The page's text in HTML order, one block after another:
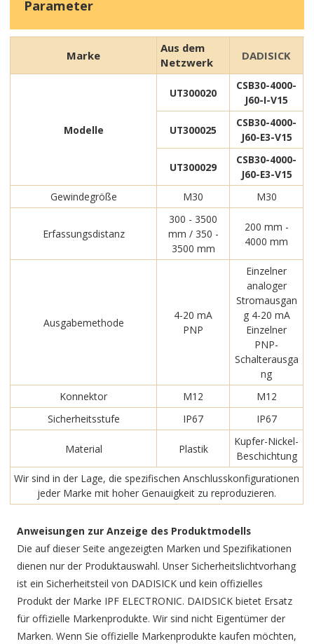
Parameter
Marke
Aus dem
Netzwerk
DADISICK
Modelle
UT300020
CSB30-4000-
J60-I-V15
UT300025
CSB30-4000-
J60-E3-V15
UT300029
CSB30-4000-
J60-E3-V15
Gewindegröße
M30 M30
Erfassungsdistanz
300 - 3500
mm / 350 -
3500 mm
200 mm -
4000 mm
Ausgabemethode
4-20 mA
PNP
Einzelner
analoger
Stromausgan
g 4-20 mA
Einzelner
PNP-
Schalterausga
ng
Konnektor
M12
M12
Sicherheitsstufe
IP67 IP67
Material Plastik
Kupfer-Nickel-
Beschichtung
Wir sind in der Lage, die spezifischen Anschlusskonfigurationen
jeder Marke mit hoher Genauigkeit zu reproduzieren.
Anweisungen zur Anzeige des Produktmodells
Die auf dieser Seite angezeigten Marken und Spezifikationen
dienen nur der Produktauswahl. Unser Sicherheitslichtvorhang
ist ein Sicherheitsteil von DADISICK und kein offizielles
Produkt der Marke IPF ELECTRONIC. DAIDSICK bietet Ersatz
für offizielle Markenprodukte. Wir sind nicht Eigentümer der
Marken. Wenn Sie offizielle Markenprodukte kaufen möchten,